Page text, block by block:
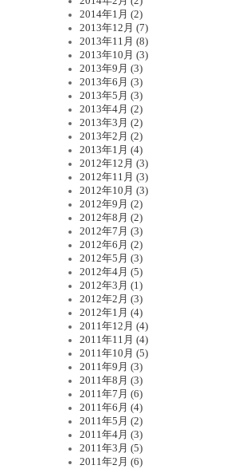
2014年1月 (2)
2013年12月 (7)
2013年11月 (8)
2013年10月 (3)
2013年9月 (3)
2013年6月 (3)
2013年5月 (3)
2013年4月 (2)
2013年3月 (2)
2013年2月 (2)
2013年1月 (4)
2012年12月 (3)
2012年11月 (3)
2012年10月 (3)
2012年9月 (2)
2012年8月 (2)
2012年7月 (3)
2012年6月 (2)
2012年5月 (3)
2012年4月 (5)
2012年3月 (1)
2012年2月 (3)
2012年1月 (4)
2011年12月 (4)
2011年11月 (4)
2011年10月 (5)
2011年9月 (3)
2011年8月 (3)
2011年7月 (6)
2011年6月 (4)
2011年5月 (2)
2011年4月 (3)
2011年3月 (5)
2011年2月 (6)